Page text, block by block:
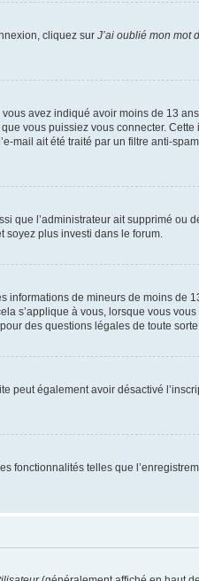
cliquez sur J’ai oublié mon mot
avez indiqué avoir moins de 13
vous puissiez vous connecter.
mail ait été traité par un filtre anti-
que l’administrateur ait supprimé ou
soyez plus investi dans le forum.
de mineurs de moins de
s’applique à vous, lorsque vous
des questions légales de toute
peut également avoir désactivé
telles que